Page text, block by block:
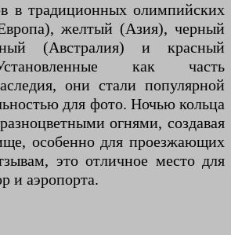
в традиционных олимпийских
желтый (Азия), черный
(Австралия) и красный
как часть
они стали популярной
для фото. Ночью кольца
огнями, создавая
особенно для проезжающих
это отличное место для
и аэропорта.